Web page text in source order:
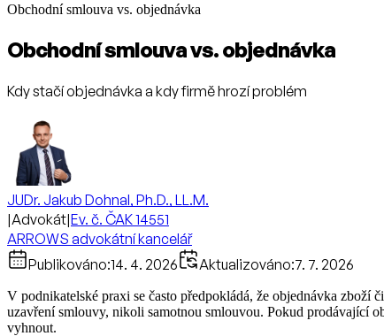
Obchodní smlouva vs. objednávka
Obchodní smlouva vs. objednávka
Kdy stačí objednávka a kdy firmě hrozí problém
JUDr. Jakub Dohnal, Ph.D., LL.M.
|Advokát|Ev. č. ČAK 14551
ARROWS advokátní kancelář
Publikováno:14. 4. 2026 Aktualizováno:7. 7. 2026
V podnikatelské praxi se často předpokládá, že objednávka zboží
uzavření smlouvy, nikoli samotnou smlouvou. Pokud prodávající
vyhnout.